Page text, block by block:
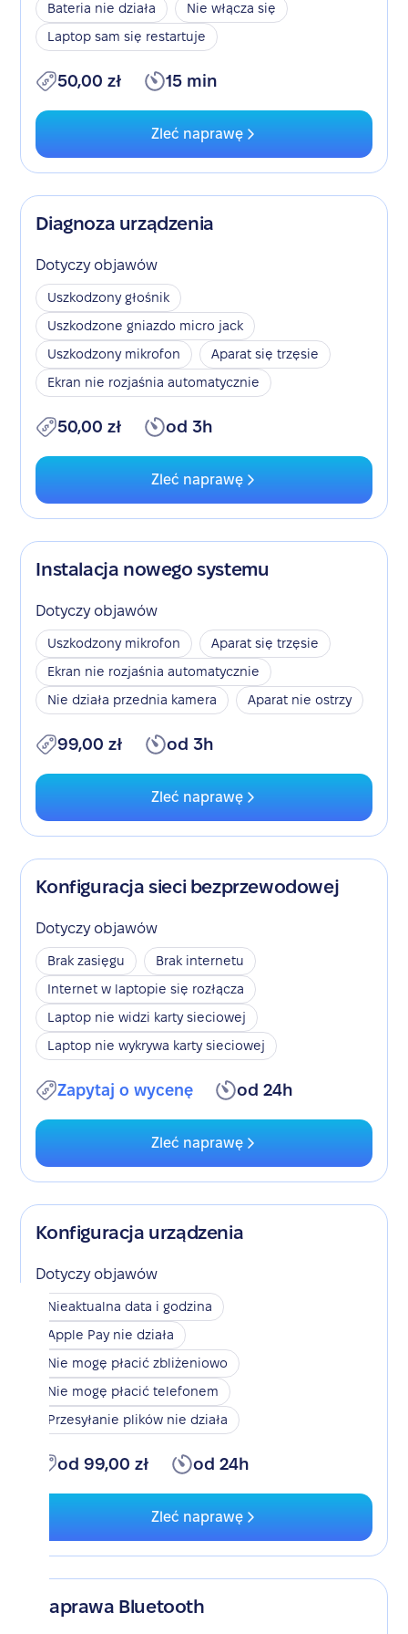
Bateria nie działa
Nie włącza się
Laptop sam się restartuje
50,00 zł 15 min
Zleć naprawę
Diagnoza urządzenia
Dotyczy objawów
Uszkodzony głośnik
Uszkodzone gniazdo micro jack
Uszkodzony mikrofon
Aparat się trzęsie
Ekran nie rozjaśnia automatycznie
50,00 zł od 3h
Zleć naprawę
Instalacja nowego systemu
Dotyczy objawów
Uszkodzony mikrofon
Aparat się trzęsie
Ekran nie rozjaśnia automatycznie
Nie działa przednia kamera
Aparat nie ostrzy
99,00 zł od 3h
Zleć naprawę
Konfiguracja sieci bezprzewodowej
Dotyczy objawów
Brak zasięgu
Brak internetu
Internet w laptopie się rozłącza
Laptop nie widzi karty sieciowej
Laptop nie wykrywa karty sieciowej
Zapytaj o wycenę od 24h
Zleć naprawę
Konfiguracja urządzenia
Dotyczy objawów
Nieaktualna data i godzina
Apple Pay nie działa
Nie mogę płacić zbliżeniowo
Nie mogę płacić telefonem
Przesyłanie plików nie działa
od 99,00 zł od 24h
Zleć naprawę
Naprawa Bluetooth